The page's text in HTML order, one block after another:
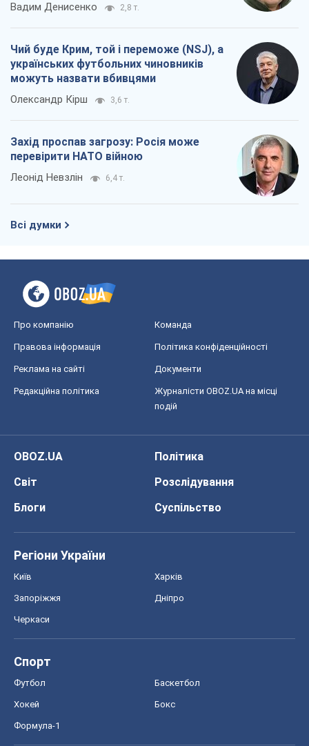
Вадим Денисенко 2,8 т.
Чий буде Крим, той і переможе (NSJ), а
українських футбольних чиновників
можуть назвати вбивцями
Олександр Кірш 3,6 т.
Захід проспав загрозу: Росія може
перевірити НАТО війною
Леонід Невзлін 6,4 т.
Всі думки
Про компанію Команда
Правова інформація Політика конфіденційності
Реклама на сайті Документи
Редакційна політика
Журналісти OBOZ.UA на місці
подій
OBOZ.UA
Політика
Світ
Розслідування
Блоги
Суспільство
Регіони України
Київ Харків
Запоріжжя Дніпро
Черкаси
Спорт
Футбол Баскетбол
Хокей Бокс
Формула-1